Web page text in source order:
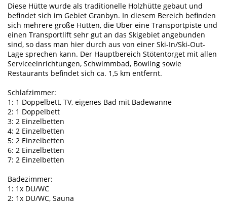
Diese Hütte wurde als traditionelle Holzhütte gebaut und
befindet sich im Gebiet Granbyn. In diesem Bereich befinden
sich mehrere große Hütten, die Über eine Transportpiste und
einen Transportlift sehr gut an das Skigebiet angebunden
sind, so dass man hier durch aus von einer Ski-In/Ski-Out-
Lage sprechen kann. Der Hauptbereich Stötentorget mit allen
Serviceeinrichtungen, Schwimmbad, Bowling sowie
Restaurants befindet sich ca. 1,5 km entfernt.
Schlafzimmer:
1: 1 Doppelbett, TV, eigenes Bad mit Badewanne
2: 1 Doppelbett
3: 2 Einzelbetten
4: 2 Einzelbetten
5: 2 Einzelbetten
6: 2 Einzelbetten
7: 2 Einzelbetten
Badezimmer:
1: 1x DU/WC
2: 1x DU/WC, Sauna